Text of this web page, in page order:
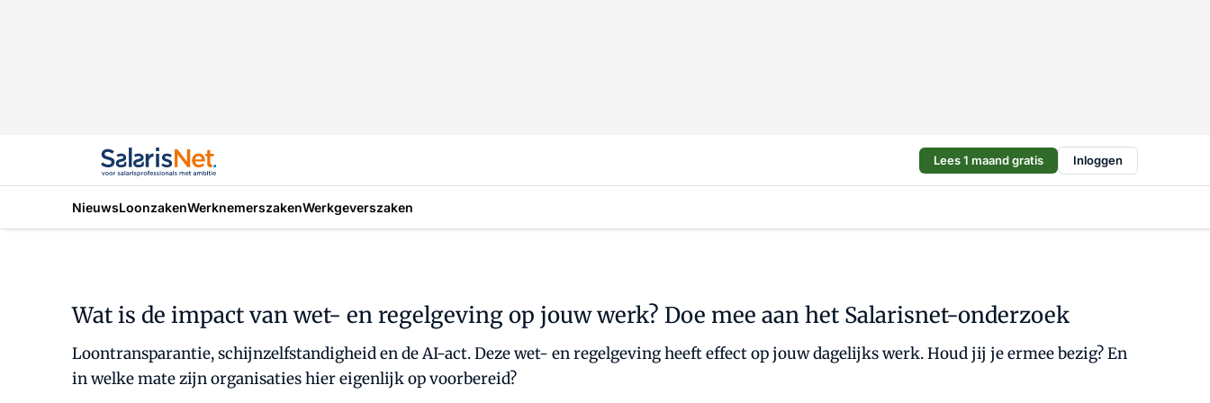
Lees 1 maand gratis Inloggen
NieuwsLoonzakenWerknemerszakenWerkgeverszaken
Wat is de impact van wet- en regelgeving op jouw werk? Doe mee aan het Salarisnet-onderzoek
Loontransparantie, schijnzelfstandigheid en de AI-act. Deze wet- en regelgeving heeft effect op jouw dagelijks werk. Houd jij je ermee bezig? En
in welke mate zijn organisaties hier eigenlijk op voorbereid?